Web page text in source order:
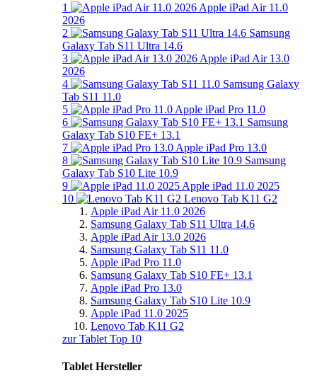
1
Apple iPad Air 11.0
2026
2
Samsung
Galaxy Tab S11 Ultra 14.6
3
Apple iPad Air 13.0
2026
4
Samsung Galaxy
Tab S11 11.0
5
Apple iPad Pro 11.0
6
Samsung
Galaxy Tab S10 FE+ 13.1
7
Apple iPad Pro 13.0
8
Samsung
Galaxy Tab S10 Lite 10.9
9
Apple iPad 11.0 2025
10
Lenovo Tab K11 G2
Apple iPad Air 11.0 2026
Samsung Galaxy Tab S11 Ultra 14.6
Apple iPad Air 13.0 2026
Samsung Galaxy Tab S11 11.0
Apple iPad Pro 11.0
Samsung Galaxy Tab S10 FE+ 13.1
Apple iPad Pro 13.0
Samsung Galaxy Tab S10 Lite 10.9
Apple iPad 11.0 2025
Lenovo Tab K11 G2
zur Tablet Top 10
Tablet Hersteller